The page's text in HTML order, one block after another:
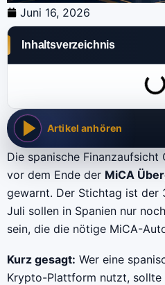
Juni 16, 2026
Inhaltsverzeichnis
Artikel anhören
Die spanische
vor dem Ende der MiCA
gewarnt. Der Stichtag ist der
Juli sollen in Spanien nur
sein, die die nötige MiCA-
Kurz gesagt: Wer eine
Krypto-Plattform nutzt,